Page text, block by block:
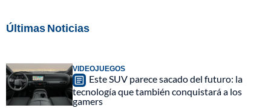
Últimas Noticias
VIDEOJUEGOS
Este SUV parece sacado del futuro: la
tecnología que también conquistará a los
gamers